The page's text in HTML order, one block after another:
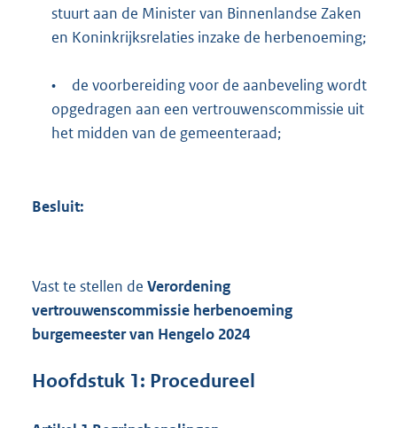
stuurt aan de Minister van Binnenlandse Zaken
en Koninkrijksrelaties inzake de herbenoeming;
•
de voorbereiding voor de aanbeveling wordt
opgedragen aan een vertrouwenscommissie uit
het midden van de gemeenteraad;
Besluit:
Vast te stellen de Verordening
vertrouwenscommissie herbenoeming
burgemeester van Hengelo 2024
Hoofdstuk 1: Procedureel